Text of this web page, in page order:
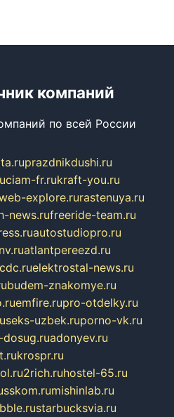
компаний
по всей России
prazdnikdushi.ru
ciam-fr.rukraft-you.ru
explore.rurastenuya.ru
news.rufreeride-team.ru
autostudiopro.ru
atlantpereezd.ru
elektrostal-news.ru
budem-znakomye.ru
emfire.rupro-otdelky.ru
seks-uzbek.ruporno-vk.ru
adonyev.ru
krospr.ru
2rich.ruhostel-65.ru
mishinlab.ru
starbucksvia.ru